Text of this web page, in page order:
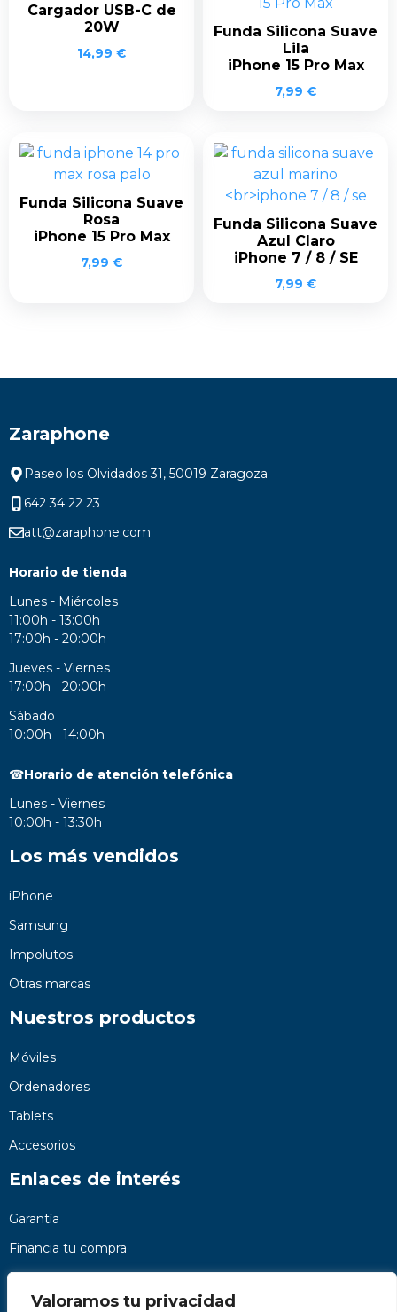
Valoramos tu privacidad
Cargador USB-C de
20W
14,99 €
Funda Silicona Suave
Lila
iPhone 15 Pro Max
7,99 €
Funda Silicona Suave
Rosa
iPhone 15 Pro Max
7,99 €
Funda Silicona Suave
Azul Claro
iPhone 7 / 8 / SE
7,99 €
Zaraphone
Paseo los Olvidados 31, 50019 Zaragoza
642 34 22 23
att@zaraphone.com
Horario de tienda
Lunes - Miércoles
11:00h - 13:00h
17:00h - 20:00h
Jueves - Viernes
17:00h - 20:00h
Sábado
10:00h - 14:00h
☎Horario de atención telefónica
Lunes - Viernes
10:00h - 13:30h
Los más vendidos
iPhone
Samsung
Impolutos
Otras marcas
Nuestros productos
Móviles
Ordenadores
Tablets
Accesorios
Enlaces de interés
Garantía
Financia tu compra
Preguntas frecuentes
Nosotros